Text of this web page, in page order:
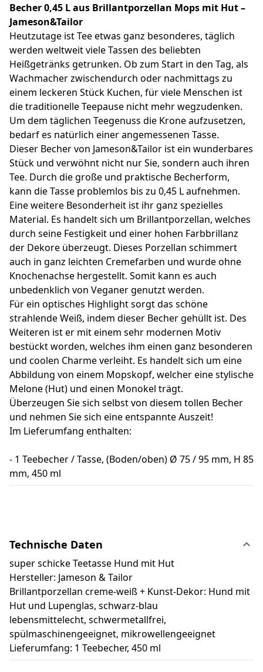
Becher 0,45 L aus Brillantporzellan Mops mit Hut –
Jameson&Tailor
Heutzutage ist Tee etwas ganz besonderes, täglich
werden weltweit viele Tassen des beliebten
Heißgetränks getrunken. Ob zum Start in den Tag, als
Wachmacher zwischendurch oder nachmittags zu
einem leckeren Stück Kuchen, für viele Menschen ist
die traditionelle Teepause nicht mehr wegzudenken.
Um dem täglichen Teegenuss die Krone aufzusetzen,
bedarf es natürlich einer angemessenen Tasse.
Dieser Becher von Jameson&Tailor ist ein wunderbares
Stück und verwöhnt nicht nur Sie, sondern auch ihren
Tee. Durch die große und praktische Becherform,
kann die Tasse problemlos bis zu 0,45 L aufnehmen.
Eine weitere Besonderheit ist ihr ganz spezielles
Material. Es handelt sich um Brillantporzellan, welches
durch seine Festigkeit und einer hohen Farbbrillanz
der Dekore überzeugt. Dieses Porzellan schimmert
auch in ganz leichten Cremefarben und wurde ohne
Knochenachse hergestellt. Somit kann es auch
unbedenklich von Veganer genutzt werden.
Für ein optisches Highlight sorgt das schöne
strahlende Weiß, indem dieser Becher gehüllt ist. Des
Weiteren ist er mit einem sehr modernen Motiv
bestückt worden, welches ihm einen ganz besonderen
und coolen Charme verleiht. Es handelt sich um eine
Abbildung von einem Mopskopf, welcher eine stylische
Melone (Hut) und einen Monokel trägt.
Überzeugen Sie sich selbst von diesem tollen Becher
und nehmen Sie sich eine entspannte Auszeit!
Im Lieferumfang enthalten:
- 1 Teebecher / Tasse, (Boden/oben) Ø 75 / 95 mm, H 85
mm, 450 ml
Technische Daten
super schicke Teetasse Hund mit Hut
Hersteller: Jameson & Tailor
Brillantporzellan creme-weiß + Kunst-Dekor: Hund mit
Hut und Lupenglas, schwarz-blau
lebensmittelecht, schwermetallfrei,
spülmaschinengeeignet, mikrowellengeeignet
Lieferumfang: 1 Teebecher, 450 ml